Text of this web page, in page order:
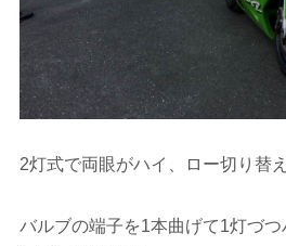
2灯式で両眼がハイ、ロー切り替
バルブの端子を1本曲げて1灯づ